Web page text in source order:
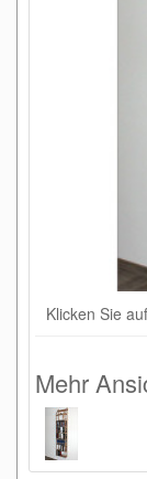
Klicken Sie
Mehr